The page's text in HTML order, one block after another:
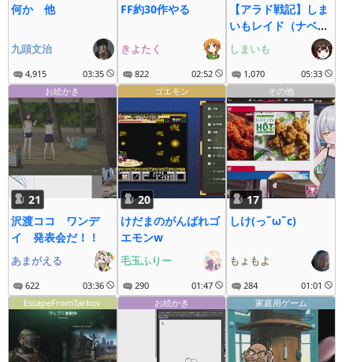
何か 他
九頭文治
4,915 03:35
FF約30作やる
きよたく
822 02:52
【アラド戦記】しま
いもレイド（ナベル
H・ナベルN・イ
ネ・ディレN）
しまいも
1,070
05:33
お絵かき
21
沢渡ココ ワンデ
イ 発表会だ！！
あまがえる
622 03:36
ゴエモン
20
けだまのがんばれゴ
エモンw
毛玉ふりー
290 01:47
その他
17
しけ(っ˘ω˘c)
もょもよ
284
01:01
EscapeFromTarkov
お絵かき 家庭用ゲーム